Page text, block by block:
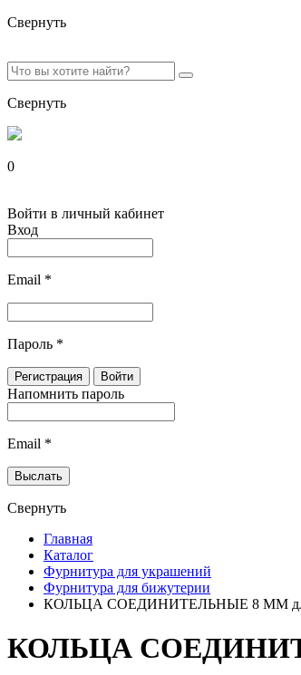
Свернуть
Свернуть
0
Войти в личный кабинет
Вход
Email *
Пароль *
Напомнить пароль
Email *
Свернуть
Главная
Каталог
Фурнитура для украшений
Фурнитура для бижутерии
КОЛЬЦА СОЕДИНИТЕЛЬНЫЕ 8 ММ для
КОЛЬЦА